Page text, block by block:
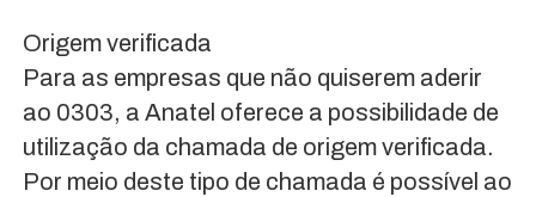
Origem verificada
Para as empresas que não quiserem aderir
ao 0303, a Anatel oferece a possibilidade de
utilização da chamada de origem verificada.
Por meio deste tipo de chamada é possível ao